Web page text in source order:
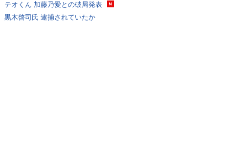
テオくん 加藤乃愛との破局発表
黒木啓司氏 逮捕されていたか